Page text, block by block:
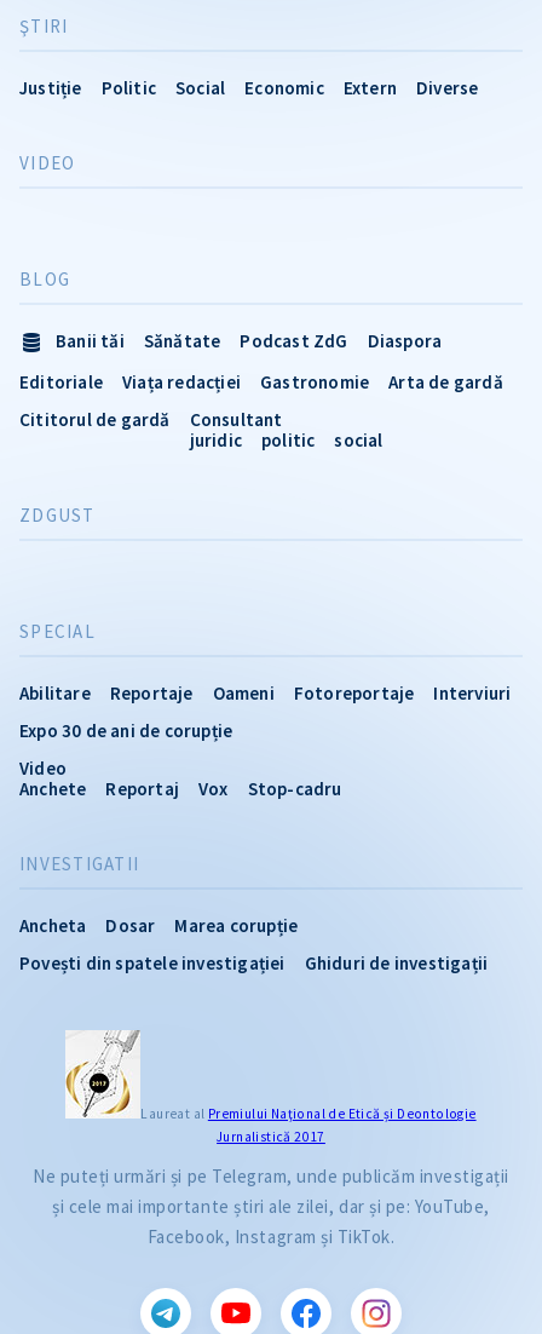
ŞTIRI
Justiție Politic Social Economic Extern Diverse
INVESTIGATII
Ancheta Dosar
Marea corupție
Povești din spatele investigației
Ghiduri de investigații
VIDEO
SPECIAL
Abilitare Reportaje Oameni Fotoreportaje
Interviuri
Expo 30 de ani de corupție
Video
Anchete
Reportaj Vox Stop-cadru
BLOG
Banii tăi Sănătate Podcast ZdG
Diaspora
Editoriale
Viața redacției Gastronomie
Arta de gardă
Cititorul de gardă
Consultant
juridic
politic social
ZDGUST
Laureat al Premiului Naţional de Etică și Deontologie
Jurnalistică 2017
Ne puteți urmări și pe Telegram, unde publicăm investigații
și cele mai importante știri ale zilei, dar și pe: YouTube,
Facebook, Instagram și TikTok.